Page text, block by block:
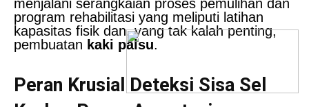
menjalani serangkaian proses pemulihan dan
program rehabilitasi yang meliputi latihan
kapasitas fisik dan, yang tak kalah penting,
pembuatan kaki palsu.
Peran Krusial Deteksi Sisa Sel